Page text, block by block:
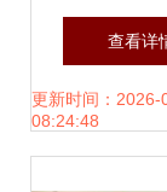
技全行包返
空间检查 预
开展“崇廉
题党日活动
查看详
更新时间：2026-
08:24:48